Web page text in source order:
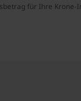
für Ihre Krone-